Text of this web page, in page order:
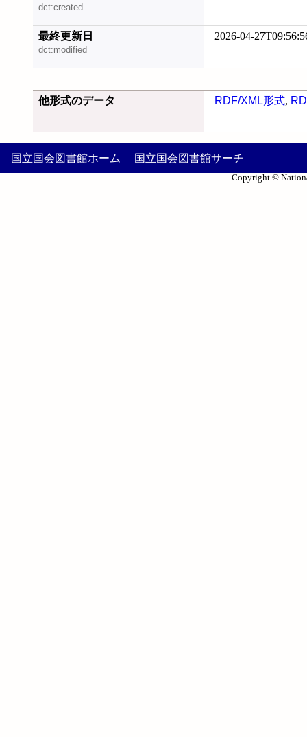
dct:created
最終更新日
dct:modified
2026-04-
他形式のデータ RDF/XML形式,
国立国会図書館ホーム 国立国会図書館サーチ
Copyright ©